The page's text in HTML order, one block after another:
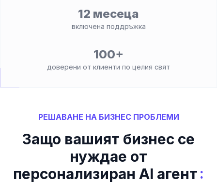
12 месеца
включена поддръжка
100+
доверени от клиенти по целия свят
РЕШАВАНЕ НА БИЗНЕС ПРОБЛЕМИ
Защо вашият бизнес се
нуждае от
персонализиран AI агент: